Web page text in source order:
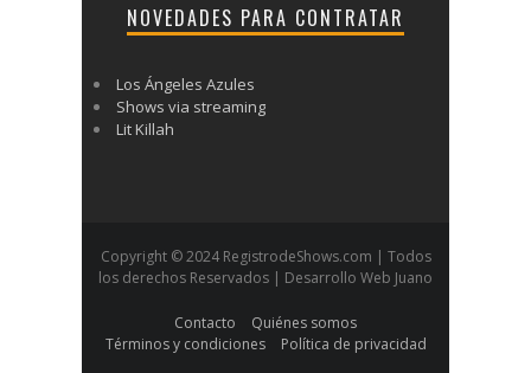
NOVEDADES PARA CONTRATAR
Los Ángeles Azules
Shows via streaming
Lit Killah
Copyright © 2024 RegistrodeShows.com | Todos
los derechos Reservados | Desarrollo Web Juano
Contacto
Quiénes somos
Términos y condiciones
Política de privacidad